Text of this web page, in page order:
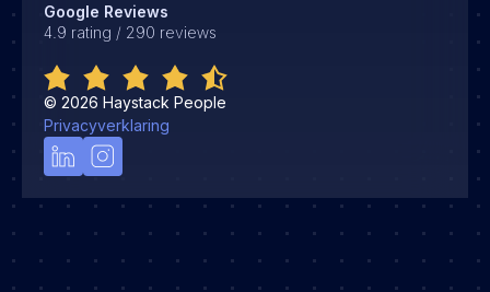
Google Reviews
4.9 rating / 290 reviews
© 2026 Haystack People
Privacyverklaring